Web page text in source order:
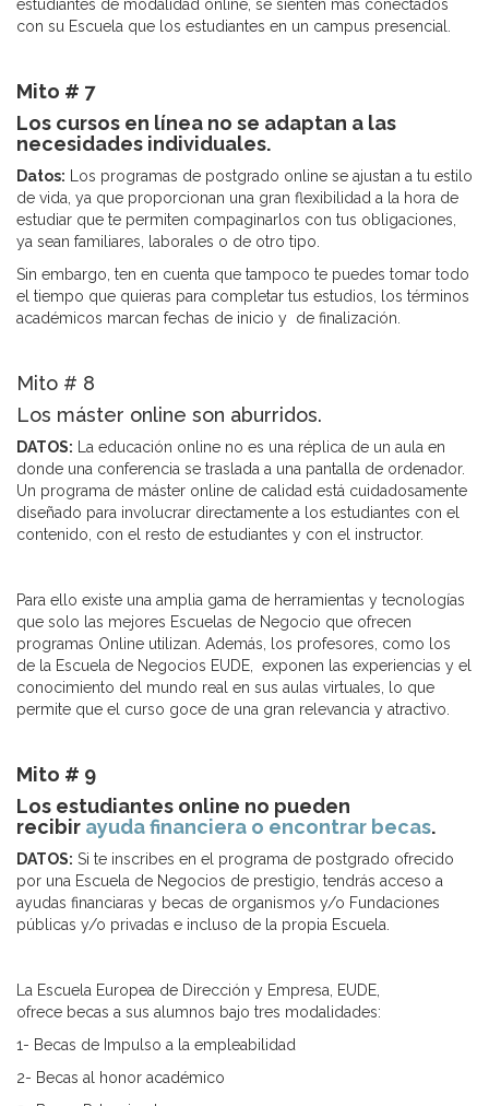
estudiantes de modalidad online, se sienten más conectados
con su Escuela que los estudiantes en un campus presencial.
Mito # 7
Los cursos en línea no se adaptan a las
necesidades individuales.
Datos: Los programas de postgrado online se ajustan a tu estilo
de vida, ya que proporcionan una gran flexibilidad a la hora de
estudiar que te permiten compaginarlos con tus obligaciones,
ya sean familiares, laborales o de otro tipo.
Sin embargo, ten en cuenta que tampoco te puedes tomar todo
el tiempo que quieras para completar tus estudios, los términos
académicos marcan fechas de inicio y de finalización.
Mito # 8
Los máster online son aburridos.
DATOS: La educación online no es una réplica de un aula en
donde una conferencia se traslada a una pantalla de ordenador.
Un programa de máster online de calidad está cuidadosamente
diseñado para involucrar directamente a los estudiantes con el
contenido, con el resto de estudiantes y con el instructor.
Para ello existe una amplia gama de herramientas y tecnologías
que solo las mejores Escuelas de Negocio que ofrecen
programas Online utilizan. Además, los profesores, como los
de la Escuela de Negocios EUDE, exponen las experiencias y el
conocimiento del mundo real en sus aulas virtuales, lo que
permite que el curso goce de una gran relevancia y atractivo.
Mito # 9
Los estudiantes online no pueden
recibir ayuda financiera o encontrar becas.
DATOS: Si te inscribes en el programa de postgrado ofrecido
por una Escuela de Negocios de prestigio, tendrás acceso a
ayudas financiaras y becas de organismos y/o Fundaciones
públicas y/o privadas e incluso de la propia Escuela.
La Escuela Europea de Dirección y Empresa, EUDE,
ofrece becas a sus alumnos bajo tres modalidades:
1- Becas de Impulso a la empleabilidad
2- Becas al honor académico